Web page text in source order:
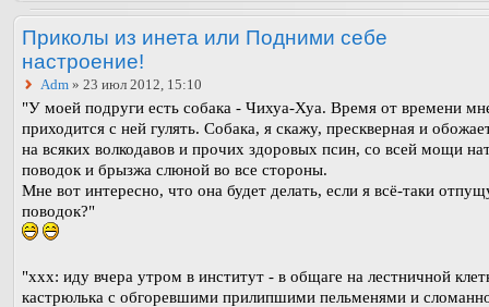
Приколы из инета или Подними себе
настроение!
Adm » 23 июл 2012, 15:10
"У моей подруги есть собака - Чихуа-Хуа. Время от времени
приходится с ней гулять. Собака, я скажу, прескверная и
на всяких волкодавов и прочих здоровых псин, со всей мощи
поводок и брызжа слюной во все стороны.
Мне вот интересно, что она будет делать, если я всё-таки
поводок?"
"xxx: иду вчера утром в институт - в общаге на лестничной
кастрюлька с обгоревшими прилипшими пельменями и